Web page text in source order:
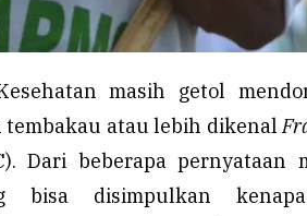
masih getol
tembakau atau lebih dikenal
Dari beberapa pernyataan
bisa disimpulkan